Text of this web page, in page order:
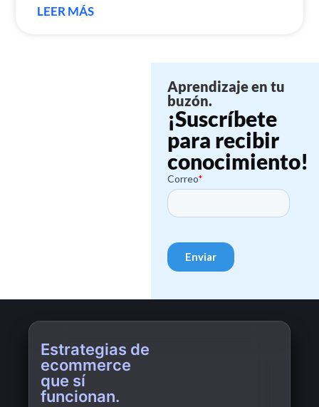
LEER MÁS
Aprendizaje en tu
buzón.
¡Suscríbete
para recibir
conocimiento!
Estrategias de
ecommerce
que sí
funcionan.